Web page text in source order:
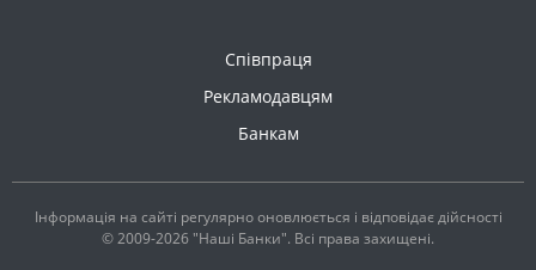
Співпраця
Рекламодавцям
Банкам
Інформація на сайті регулярно оновлюється і відповідає дійсності
© 2009-2026 "Наші Банки". Всі права захищені.